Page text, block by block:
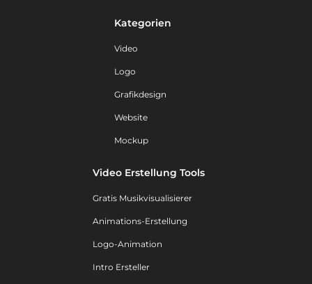
Kategorien
Video
Logo
Grafikdesign
Website
Mockup
Video Erstellung Tools
Gratis Musikvisualisierer
Animations-Erstellung
Logo-Animation
Intro Ersteller